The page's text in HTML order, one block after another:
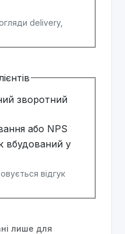
delivery,
зворотний
або NPS
вбудований у
відгук
лише для